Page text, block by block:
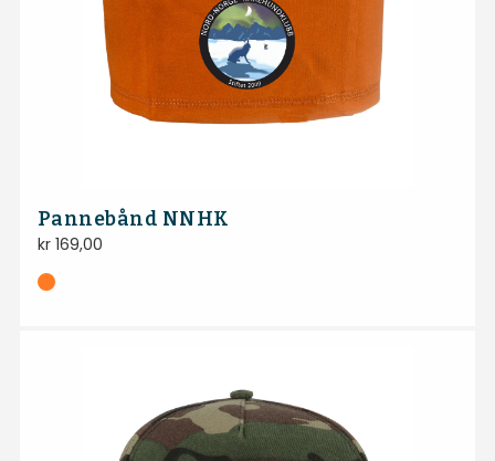
Pannebånd NNHK
kr169,00